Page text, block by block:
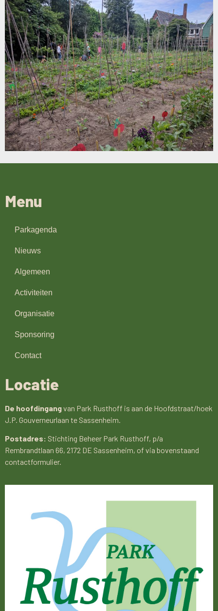
Menu
Parkagenda
Nieuws
Algemeen
Activiteiten
Organisatie
Sponsoring
Contact
Locatie
De hoofdingangvan Park Rusthoff is aan de Hoofdstraat/hoek
J.P. Gouverneurlaan te Sassenheim.
Postadres: Stichting Beheer Park Rusthoff, p/a
Rembrandtlaan 66, 2172 DE Sassenheim, of via bovenstaand
contactformulier.